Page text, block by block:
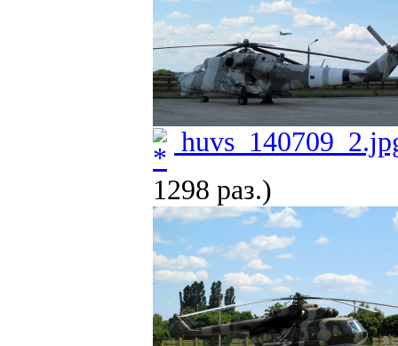
1298 раз.)